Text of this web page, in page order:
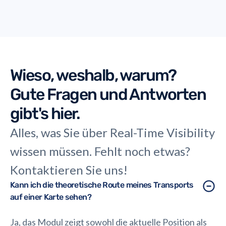
Wieso, weshalb, warum?
Gute Fragen und Antworten
gibt's hier.
Alles, was Sie über Real-Time Visibility
wissen müssen. Fehlt noch etwas?
Kontaktieren Sie uns!
Kann ich die theoretische Route meines Transports
auf einer Karte sehen?
Ja, das Modul zeigt sowohl die aktuelle Position als